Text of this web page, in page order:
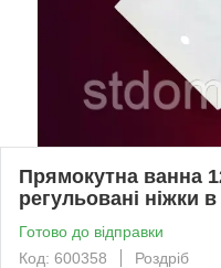
Прямокутна ванна
регульовані ніжки
Готово до відправки
Код: 600358
Роздріб